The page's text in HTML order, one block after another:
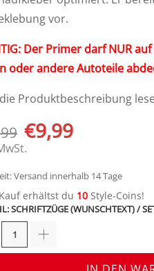
vor.
Der Primer darf NUR
oder andere Autoteile
Produktbeschreibung
€9,99
Versand innerhalb 14 Tage
erhältst du 10 Style-Coins!
SCHRIFTZÜGE (WUNSCHTEXT) /